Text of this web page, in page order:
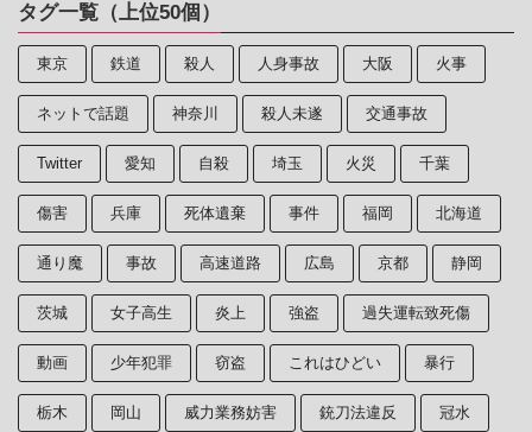
タグ一覧（上位50個）
東京 鉄道 殺人 人身事故 大阪 火事
ネットで話題 神奈川 殺人未遂 交通事故
Twitter 愛知 自殺 埼玉 火災 千葉
傷害 兵庫 死体遺棄 事件 福岡 北海道
通り魔 事故 高速道路 広島 京都 静岡
茨城 女子高生 炎上 強盗 過失運転致死傷
動画 少年犯罪 窃盗 これはひどい 暴行
栃木 岡山 威力業務妨害 銃刀法違反 冠水